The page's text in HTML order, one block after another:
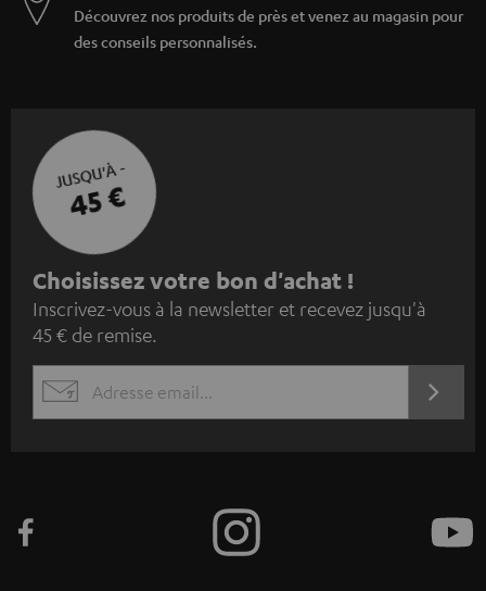
Découvrez nos produits de près et venez au magasin pour
des conseils personnalisés.
JUSQU'À -
45 €
I
n
s
c
r
z
Choisissez votre bon d'achat !
Inscrivez-vous à la newsletter et recevez jusqu'à
45 € de remise.
EMAIL